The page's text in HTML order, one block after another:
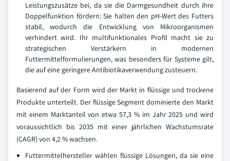
Leistungszusätze bei, da sie die Darmgesundheit durch ihre
Doppelfunktion fördern: Sie halten den pH-Wert des Futters
stabil, wodurch die Entwicklung von Mikroorganismen
verhindert wird. Ihr multifunktionales Profil macht sie zu
strategischen Verstärkern in modernen
Futtermittelformulierungen, was besonders für Systeme gilt,
die auf eine geringere Antibiotikaverwendung zusteuern.
Basierend auf der Form wird der Markt in flüssige und trockene
Produkte unterteilt. Der flüssige Segment dominierte den Markt
mit einem Marktanteil von etwa 57,3 % im Jahr 2025 und wird
voraussichtlich bis 2035 mit einer jährlichen Wachstumsrate
(CAGR) von 4,2 % wachsen.
Futtermittelhersteller wählen flüssige Lösungen, da sie eine